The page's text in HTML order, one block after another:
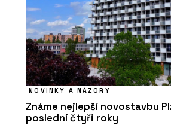
NOVINKY A NÁZORY
Známe nejlepší novostavbu
poslední čtyři roky